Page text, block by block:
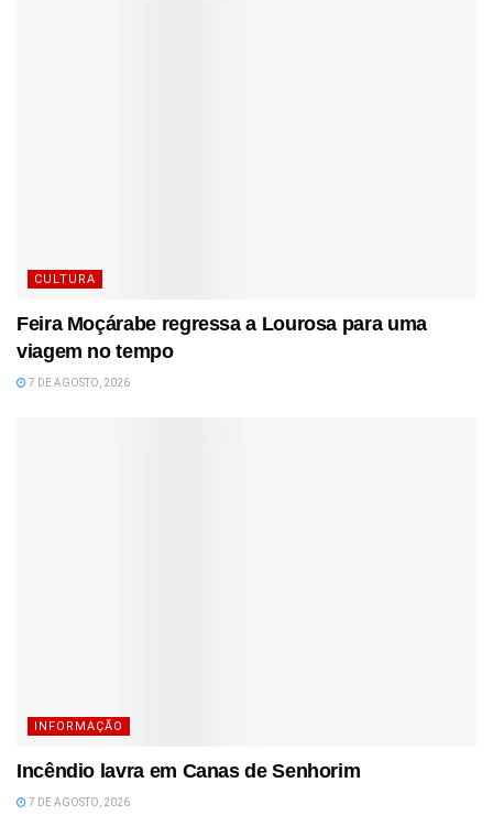
CULTURA
Feira Moçárabe regressa a Lourosa para uma
viagem no tempo
7 DE AGOSTO, 2026
INFORMAÇÃO
Incêndio lavra em Canas de Senhorim
7 DE AGOSTO, 2026